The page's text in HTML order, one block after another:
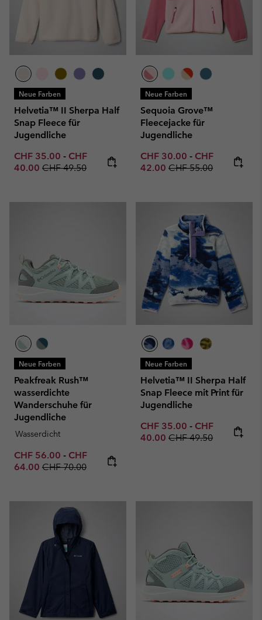
Neue Farben
Helvetia™ II Sherpa Half
Snap Fleece für
Jugendliche
Minimum sale price:
CHF 35.00 - Maximum sale price:
CHF
40.00 Regular price:
CHF 49.50
Neue Farben
Sequoia Grove™
Fleecejacke für
Jugendliche
Minimum sale price:
CHF 30.00 - Maximum sale
CHF
42.00 Regular price:
CHF 55.00
Neue Farben
Peakfreak Rush™
wasserdichte
Wanderschuhe für
Jugendliche
Wasserdicht
Minimum sale price:
CHF 56.00 - Maximum sale price:
CHF
64.00 Regular price:
CHF 70.00
Neue Farben
Helvetia™ II Sherpa Half
Snap Fleece mit Print für
Jugendliche
Minimum sale price:
CHF 35.00 - Maximum sale
CHF
40.00 Regular price:
CHF 49.50